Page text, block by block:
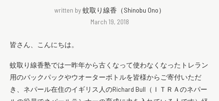
written by蚊取り線香（Shinobu Ono）
March 19, 2018
皆さん、こんにちは。
蚊取り線香塾では一昨年から古くなって使わなくなったトレラン
用のバックパックやウオーターボトルを皆様からご寄付いただ
き、ネパール在住のイギリス人のRichard Bull（ＩＴＲＡのネパー